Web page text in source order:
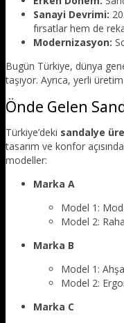
Sanayi Devrimi:
fırsatlar hem de
Modernizasyon:
Bugün Türkiye, dünya
taşıyor. Ayrıca, yerli
Önde Gelen
Türkiye’deki sandalye
tasarım ve konfor
modeller:
Marka A
Model 1:
Model 2:
Marka B
Model 1:
Model 2:
Marka C